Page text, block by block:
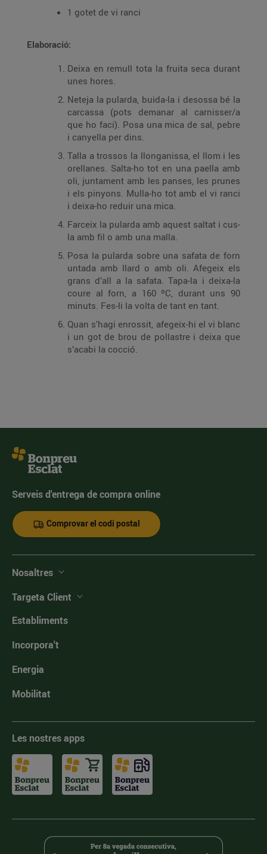
1 gotet de vi ranci
Elaboració:
Deixa en remull tota la fruita seca durant
unes hores.
Neteja la pularda, buida-la i desossa bé la
carcassa (pots demanar al carnisser/a
que ho faci). Posa una mica de sal, pebre
i canyella per dins.
Talla a trossos la llonganissa, el llom i les
orellanes. Salta-ho tot en una paella amb
oli, juntament amb les panses, les prunes
i els pinyons. Mulla-ho tot amb el vi ranci
i deixa-ho reduir una mica.
Farceix la pularda amb aquest saltat i cus-
la amb fil o amb una malla.
Posa la pularda sobre una safata de forn
untada amb llard o amb oli. Afegeix els
grans d’all a la safata. Tapa-la i deixa-la
coure al forn, a 160 ºC, durant uns 90
minuts. Fes-li la volta de tant en tant.
Quan s’hagi enrossit, afegeix-hi el vi blanc
i un got de brou de pollastre i deixa que
s’acabi la cocció.
Serveis d'entrega de compra online
Comprovar el codi postal
Nosaltres
Targeta Client
Establiments
Incorpora't
Energia
Mobilitat
Les nostres apps